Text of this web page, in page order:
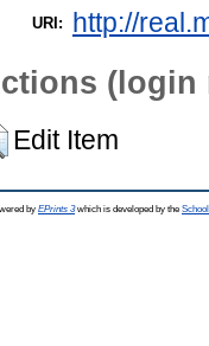
URI: http://
(login
Edit Item
by EPrints 3which is developed by the